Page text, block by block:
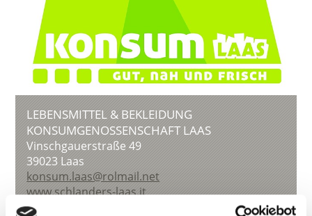
LEBENSMITTEL & BEKLEIDUNG
KONSUMGENOSSENSCHAFT LAAS
Vinschgauerstraße 49
39023 Laas
konsum.laas@rolmail.net
www.schlanders-laas.it
T+39 0473 626521